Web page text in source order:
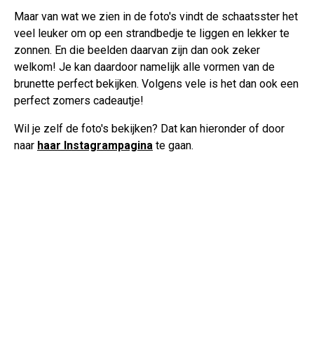
Maar van wat we zien in de foto's vindt de schaatsster het
veel leuker om op een strandbedje te liggen en lekker te
zonnen. En die beelden daarvan zijn dan ook zeker
welkom! Je kan daardoor namelijk alle vormen van de
brunette perfect bekijken. Volgens vele is het dan ook een
perfect zomers cadeautje!
Wil je zelf de foto's bekijken? Dat kan hieronder of door
naar haar Instagrampagina te gaan.